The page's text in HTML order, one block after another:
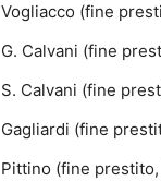
Vogliacco (fine
G. Calvani (fine
S. Calvani (fine
Gagliardi (fine
Pittino (fine